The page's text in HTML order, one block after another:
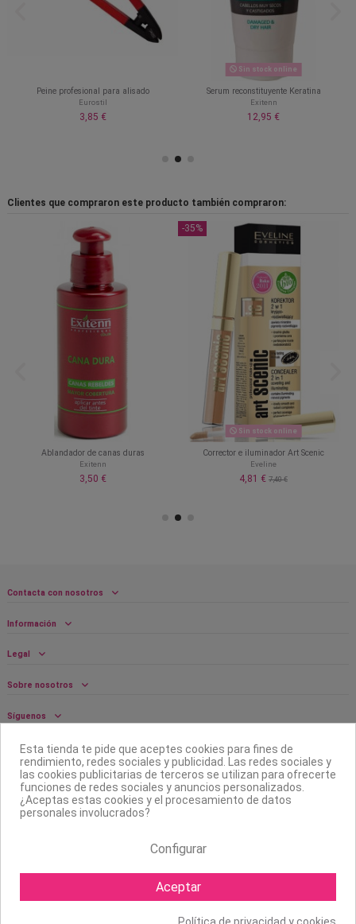
Peine profesional para alisado
Eurostil
3,85 €
Sin stock online
Serum reconstituyente Keratina
Exitenn
12,95 €
Clientes que compraron este producto también compraron:
Ablandador de canas duras
Exitenn
3,50 €
-35%
Sin stock online
Corrector e iluminador Art Scenic
Eveline
4,81 € 7,40 €
Contacta con nosotros
Información
Legal
Sobre nosotros
Síguenos
Boletín
Esta tienda te pide que aceptes cookies para fines de
rendimiento, redes sociales y publicidad. Las redes sociales y
las cookies publicitarias de terceros se utilizan para ofrecerte
funciones de redes sociales y anuncios personalizados.
¿Aceptas estas cookies y el procesamiento de datos
personales involucrados?
Configurar
Aceptar